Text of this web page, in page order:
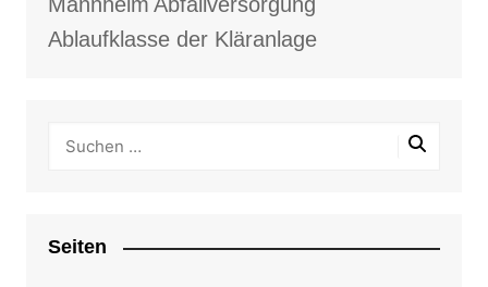
Ablaufklasse der Kläranlage
Seiten